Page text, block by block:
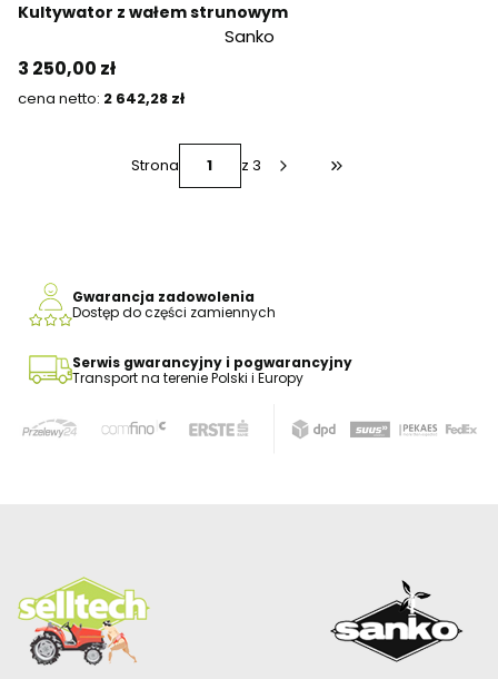
Kultywator z wałem strunowym
Sanko
Cena
3 250,00 zł
Cena
2 642,28 zł
Strona z 3 Przejdź do ostatniej
Gwarancja zadowolenia
Dostęp do części zamiennych
Serwis gwarancyjny i pogwarancyjny
Transport na terenie Polski i Europy